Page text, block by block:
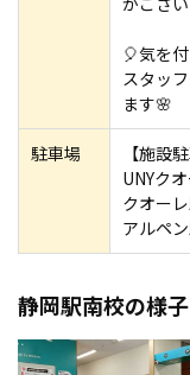
🎈気を
スタッ
ます🌸
駐車場
【施設
UNYク
クオー
アルペ
静岡駅南校の様子